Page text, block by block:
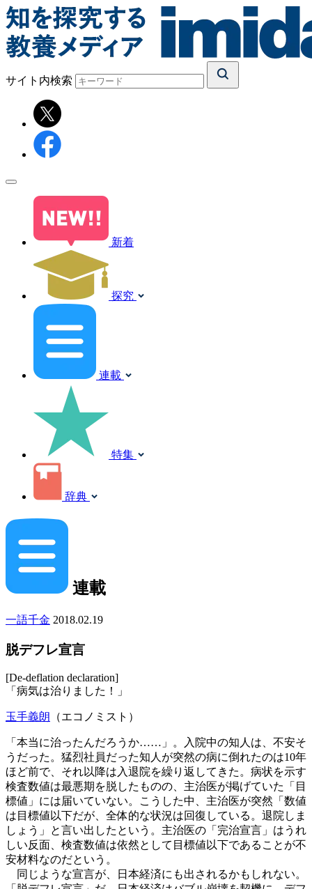
サイト内検索
新着
探究
連載
特集
辞典
連載
一語千金 2018.02.19
脱デフレ宣言
[De-deflation declaration]
「病気は治りました！」
玉手義朗 （エコノミスト）
「本当に治ったんだろうか……」。入院中の知人は、不安そ
うだった。猛烈社員だった知人が突然の病に倒れたのは10年
ほど前で、それ以降は入退院を繰り返してきた。病状を示す
検査数値は最悪期を脱したものの、主治医が掲げていた「目
標値」には届いていない。こうした中、主治医が突然「数値
は目標値以下だが、全体的な状況は回復している。退院しま
しょう」と言い出したという。主治医の「完治宣言」はうれ
しい反面、検査数値は依然として目標値以下であることが不
安材料なのだという。
同じような宣言が、日本経済にも出されるかもしれない。